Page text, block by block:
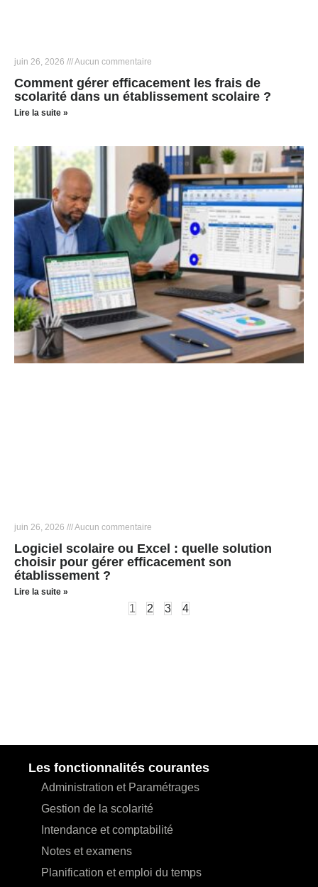
juin 26, 2026 Aucun commentaire
Comment gérer efficacement les frais de
scolarité dans un établissement scolaire ?
Lire la suite »
juin 26, 2026 Aucun commentaire
Logiciel scolaire ou Excel : quelle solution
choisir pour gérer efficacement son
établissement ?
Lire la suite »
1 2 3 4
Les fonctionnalités courantes
Administration et Paramétrages
Gestion de la scolarité
Intendance et comptabilité
Notes et examens
Planification et emploi du temps